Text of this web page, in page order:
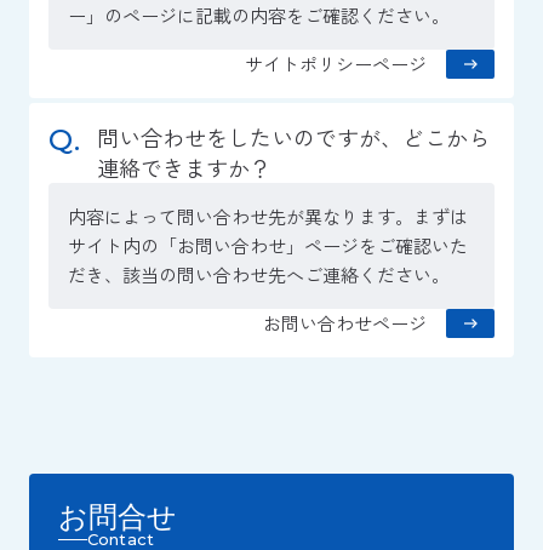
ー」のページに記載の内容をご確認ください。
サイトポリシーページ
問い合わせをしたいのですが、どこから
連絡できますか？
内容によって問い合わせ先が異なります。まずは
サイト内の「お問い合わせ」ページをご確認いた
だき、該当の問い合わせ先へご連絡ください。
お問い合わせページ
お問合せ
Contact